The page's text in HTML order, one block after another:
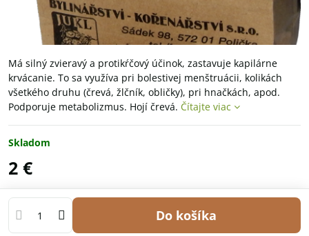
Má silný zvieravý a protikŕčový účinok, zastavuje kapilárne
krvácanie. To sa využíva pri bolestivej menštruácii, kolikách
všetkého druhu (črevá, žlčník, obličky), pri hnačkách, apod.
Podporuje metabolizmus. Hojí črevá. Čítajte viac
Skladom
2 €
Do košíka